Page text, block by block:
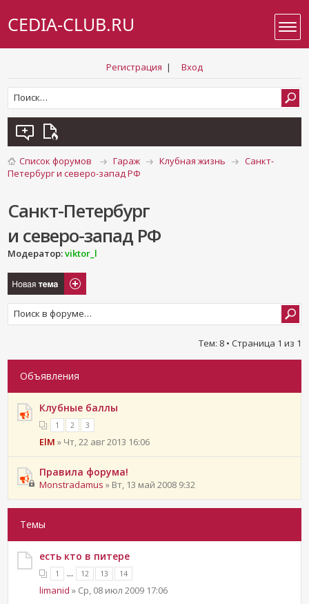
CEDIA-CLUB.RU
Регистрация | Вход
Список форумов Гараж Клубная жизнь
Санкт-
Петербург и северо-запад РФ
Санкт-Петербург
и северо-запад РФ
Модератор:viktor_l
Новая тема
Тем: 8 • Страница 1 из 1
Объявления
Клубные баллы
1 2 3
ElM » Чт, 22 авг 2013 16:06
Правила форума!
Monstradamus » Вт, 13 май 2008 9:32
Темы
есть кто в питере
1 ... 12 13 14
limanid » Ср, 08 июл 2009 17:06